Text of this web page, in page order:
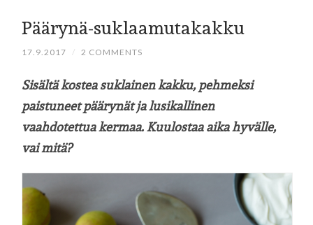
Päärynä-suklaamutakakku
17.9.2017 / 2 COMMENTS
Sisältä kostea suklainen kakku, pehmeksi
paistuneet päärynät ja lusikallinen
vaahdotettua kermaa. Kuulostaa aika hyvälle,
vai mitä?